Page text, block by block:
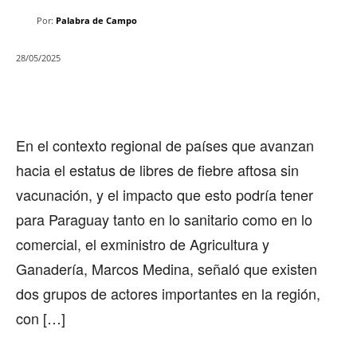
Por: Palabra de Campo
28/05/2025
En el contexto regional de países que avanzan
hacia el estatus de libres de fiebre aftosa sin
vacunación, y el impacto que esto podría tener
para Paraguay tanto en lo sanitario como en lo
comercial, el exministro de Agricultura y
Ganadería, Marcos Medina, señaló que existen
dos grupos de actores importantes en la región,
con […]